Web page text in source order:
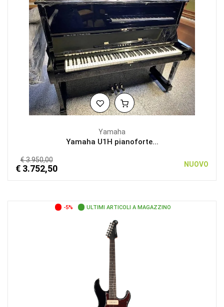
Yamaha
Yamaha U1H pianoforte...
€ 3.950,00
€ 3.752,50 NUOVO
-5% ULTIMI ARTICOLI A MAGAZZINO